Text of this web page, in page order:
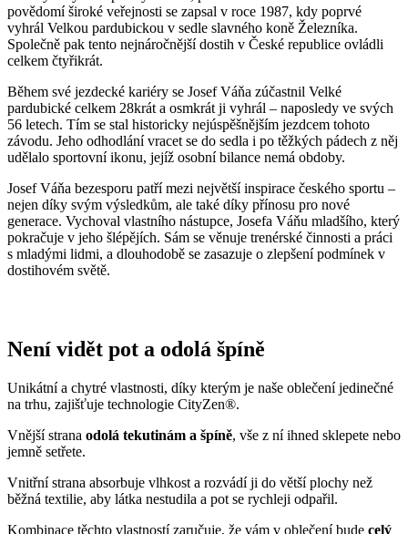
závodu. Jeho odhodlání vracet se do sedla i po těžkých pádech z něj
udělalo sportovní ikonu, jejíž osobní bilance nemá obdoby.
Josef Váňa bezesporu patří mezi největší inspirace českého sportu –
nejen díky svým výsledkům, ale také díky přínosu pro nové
generace. Vychoval vlastního nástupce, Josefa Váňu mladšího, který
pokračuje v jeho šlépějích. Sám se věnuje trenérské činnosti a práci
s mladými lidmi, a dlouhodobě se zasazuje o zlepšení podmínek v
dostihovém světě.
Není vidět pot a odolá špíně
Unikátní a chytré vlastnosti, díky kterým je naše oblečení jedinečné
na trhu, zajišťuje technologie CityZen®.
Vnitřní strana absorbuje vlhkost a rozvádí ji do větší plochy než
běžná textilie, aby látka nestudila a pot se rychleji odpařil.
Kombinace těchto vlastností zaručuje, že vám v oblečení budecelý
den příjemně, protože umí snížit zápach a
nejsou zvenku vidět